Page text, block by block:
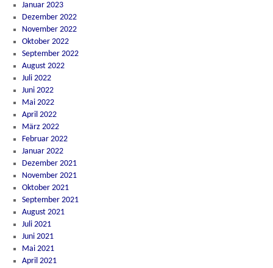
Januar 2023
Dezember 2022
November 2022
Oktober 2022
September 2022
August 2022
Juli 2022
Juni 2022
Mai 2022
April 2022
März 2022
Februar 2022
Januar 2022
Dezember 2021
November 2021
Oktober 2021
September 2021
August 2021
Juli 2021
Juni 2021
Mai 2021
April 2021